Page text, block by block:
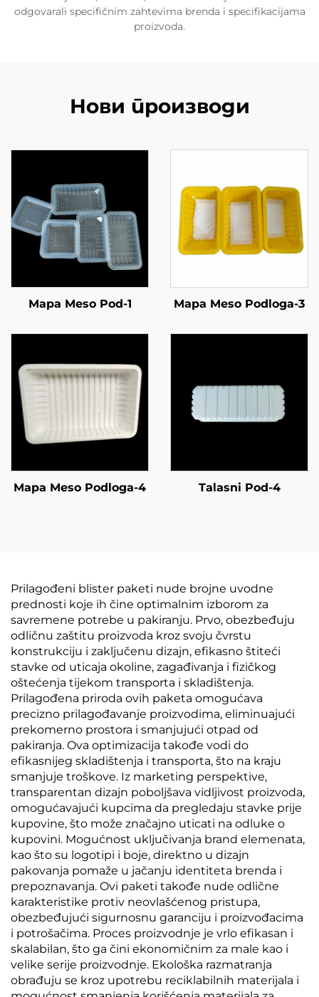
odgovarali specifičnim zahtevima brenda i specifikacijama
proizvoda.
Нови производи
Mapa Meso Pod-1 Mapa Meso Podloga-3
Mapa Meso Podloga-4 Talasni Pod-4
Prilagođeni blister paketi nude brojne uvodne
prednosti koje ih čine optimalnim izborom za
savremene potrebe u pakiranju. Prvo, obezbeđuju
odličnu zaštitu proizvoda kroz svoju čvrstu
konstrukciju i zaključenu dizajn, efikasno štiteći
stavke od uticaja okoline, zagađivanja i fizičkog
oštećenja tijekom transporta i skladištenja.
Prilagođena priroda ovih paketa omogućava
precizno prilagođavanje proizvodima, eliminuajući
prekomerno prostora i smanjujući otpad od
pakiranja. Ova optimizacija takođe vodi do
efikasnijeg skladištenja i transporta, što na kraju
smanjuje troškove. Iz marketing perspektive,
transparentan dizajn poboljšava vidljivost proizvoda,
omogućavajući kupcima da pregledaju stavke prije
kupovine, što može značajno uticati na odluke o
kupovini. Mogućnost uključivanja brand elemenata,
kao što su logotipi i boje, direktno u dizajn
pakovanja pomaže u jačanju identiteta brenda i
prepoznavanja. Ovi paketi takođe nude odlične
karakteristike protiv neovlašćenog pristupa,
obezbeđujući sigurnosnu garanciju i proizvođacima
i potrošačima. Proces proizvodnje je vrlo efikasan i
skalabilan, što ga čini ekonomičnim za male kao i
velike serije proizvodnje. Ekološka razmatranja
obrađuju se kroz upotrebu reciklabilnih materijala i